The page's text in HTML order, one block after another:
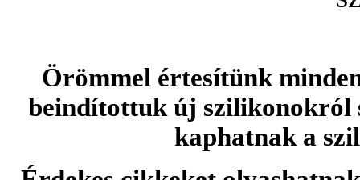
Örömmel értesítünk
beindítottuk új szilikonokról
kaphatnak a